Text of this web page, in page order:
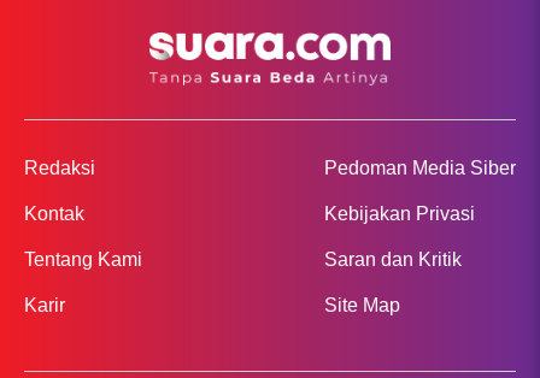
Redaksi
Kontak
Tentang Kami
Karir
Pedoman Media Siber
Kebijakan Privasi
Saran dan Kritik
Site Map